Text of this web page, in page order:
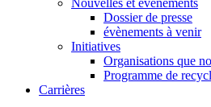
Nouvelles et événements
Dossier de presse
évènements à venir
Initiatives
Organisations que
Programme de
Carrières